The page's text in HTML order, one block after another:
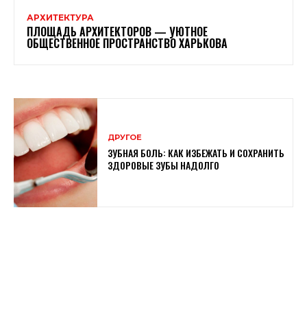
АРХИТЕКТУРА
ПЛОЩАДЬ АРХИТЕКТОРОВ — УЮТНОЕ
ОБЩЕСТВЕННОЕ ПРОСТРАНСТВО ХАРЬКОВА
ДРУГОЕ
ЗУБНАЯ БОЛЬ: КАК ИЗБЕЖАТЬ И СОХРАНИТЬ
ЗДОРОВЫЕ ЗУБЫ НАДОЛГО